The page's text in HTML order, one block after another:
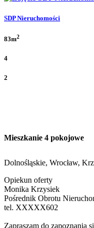
SDP Nieruchomości
83m2
4
2
Mieszkanie 4 pokojowe
Dolnośląskie, Wrocław,
Opiekun oferty
Monika Krzysiek
Pośrednik Obrotu
tel. XXXXX602
Zapraszam do zapoznania